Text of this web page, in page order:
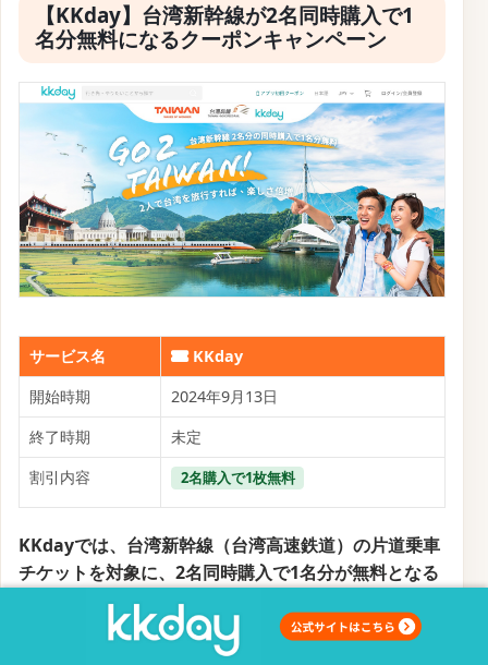
【KKday】台湾新幹線が2名同時購入で1
名分無料になるクーポンキャンペーン
サービス名
KKday
開始時期
2024年9月13日
終了時期
未定
割引内容
2名購入で1枚無料
KKdayでは、台湾新幹線（台湾高速鉄道）の片道乗車
チケットを対象に、2名同時購入で1名分が無料となる
特別キャンペーンを実施中です。
このキャンペーンは、2024年9月13日13時から12月31
ホーム 割り勘